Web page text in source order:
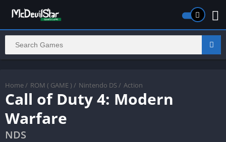
Home / ROM ( GAME ) / Nintendo DS / Action
Call of Duty 4: Modern
Warfare
NDS